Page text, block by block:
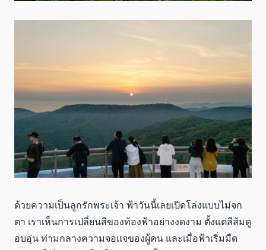
ด้วยความเป็นลูกรักพระเจ้า ฟ้าวันนี้เลยเปิดโล่งแบบไม่จก
ตา เราเห็นการเปลี่ยนสีของท้องฟ้าอย่างงดงาม ตั้งแต่สีส้มดู
อบอุ่น ท่ามกลางความจอแจของผู้คน และเมื่อฟ้าเริ่มมืด